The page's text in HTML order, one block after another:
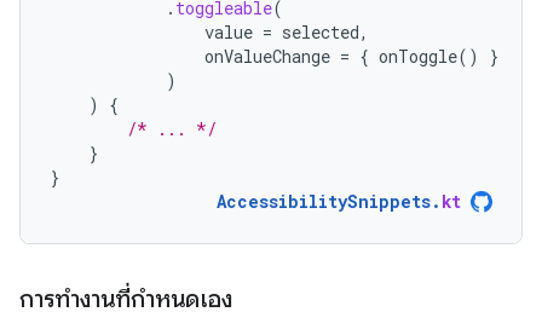
. toggleable(
value = selected,
onValueChange = { onToggle()
}
)
)
{
/* ... */
}
}
AccessibilitySnippets. kt
การทำงานที่กำหนดเอง